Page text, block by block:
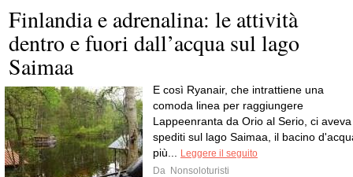
Finlandia e adrenalina: le attività
dentro e fuori dall’acqua sul lago
Saimaa
E così Ryanair, che intrattiene una
comoda linea per raggiungere
Lappeenranta da Orio al Serio, ci aveva
spediti sul lago Saimaa, il bacino
più...
Leggere il seguito
Da Nonsoloturisti